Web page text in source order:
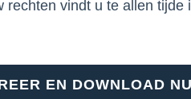
rechten vindt u te allen tijde
EN DOWNLOAD NU